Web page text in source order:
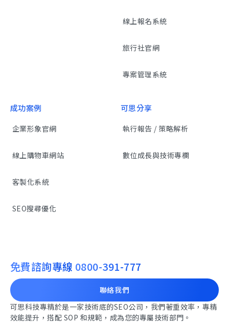
線上報名系統
旅行社官網
專案管理系統
成功案例
企業形象官網
線上購物車網站
客製化系統
SEO搜尋優化
可思分享
執行報告 / 策略解析
數位成長與技術專欄
免費諮詢專線 0800-391-777
聯絡我們
可思科技專精於是一家技術底的SEO公司，我們著重效率，專精
效能提升，搭配 SOP 和規範，成為您的專屬技術部門。